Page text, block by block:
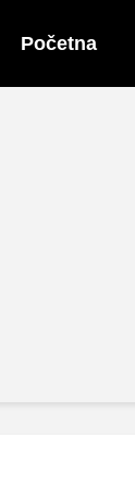
Početna